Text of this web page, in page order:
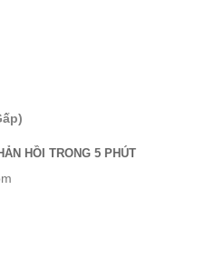
HỒI TRONG 5 PHÚT